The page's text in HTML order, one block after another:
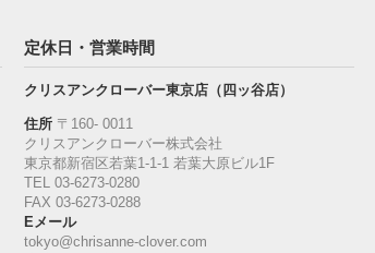
定休日・営業時間
クリスアンクローバー東京店（四ッ谷店）
住所〒160‐ 0011
クリスアンクローバー株式会社
東京都新宿区若葉1‐1-1 若葉大原ビル1F
TEL 03-6273-0280
FAX 03-6273-0288
Eメール
tokyo@chrisanne-clover.com